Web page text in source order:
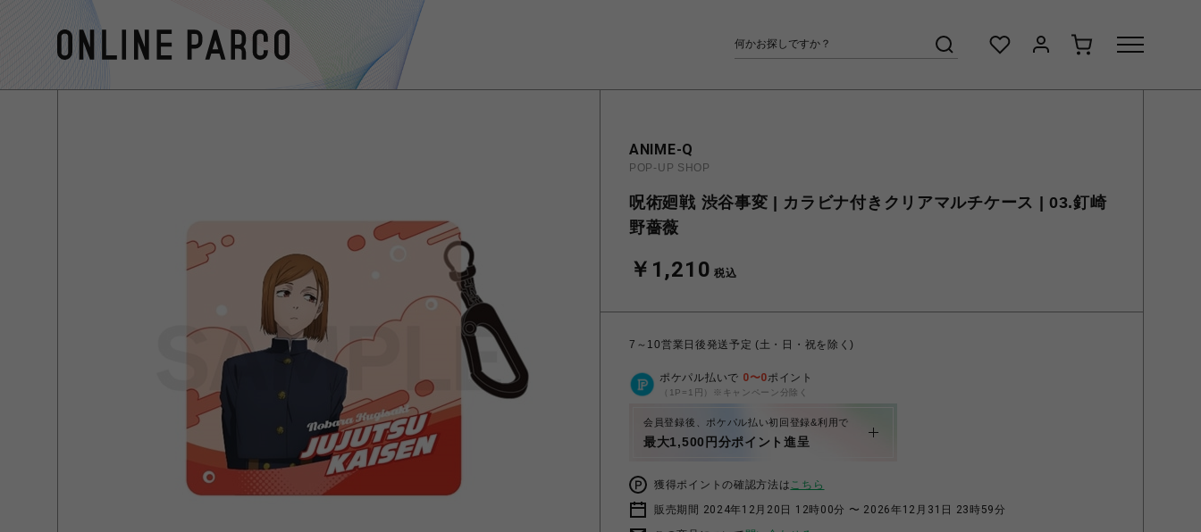
ANIME-Q
POP-UP SHOP
呪術廻戦 渋谷事変 | カラビナ付きクリアマルチケース | 03.釘崎
野薔薇
￥1,210 税込
7～10営業日後発送予定 (土・日・祝を除く)
ポケパル払いで 0〜0ポイント
（1P=1円）※キャンペーン分除く
会員登録後、ポケパル払い初回登録&利用で
最大1,500円分ポイント進呈
獲得ポイントの確認方法はこちら
販売期間 2024年12月20日 12時00分 〜 2026年12月31日 23時59分